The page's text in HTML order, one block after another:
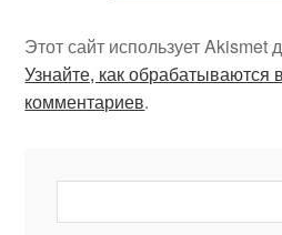
Этот сайт использует
Узнайте, как
комментариев.